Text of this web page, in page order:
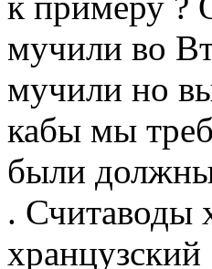
мучили во
мучили но
кабы мы
были
. Считаводы